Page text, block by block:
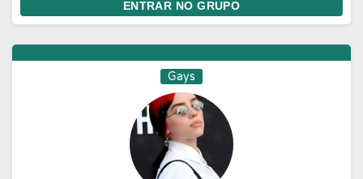
ENTRAR NO GRUPO
Gays